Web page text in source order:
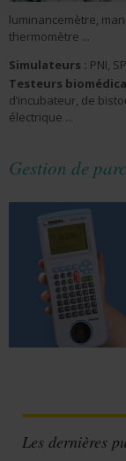
luminancemètre,
thermomètre ...
Simulateurs : PNI,
Testeurs
d’incubateur, de
électrique ...
Gestion de
Les dernières